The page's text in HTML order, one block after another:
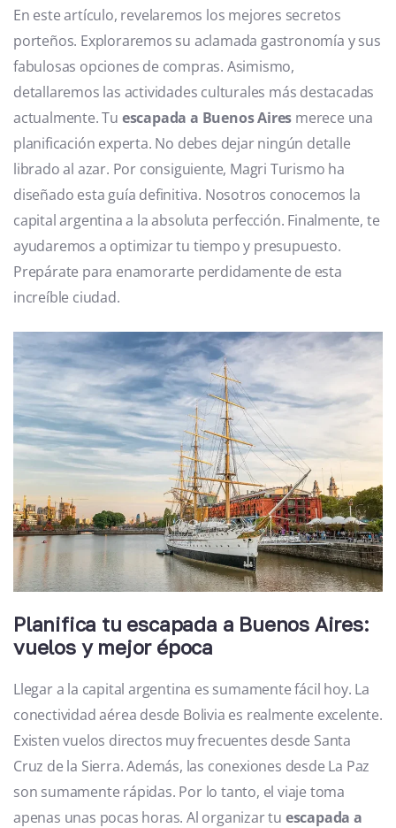
En este artículo, revelaremos los mejores secretos
porteños. Exploraremos su aclamada gastronomía y sus
fabulosas opciones de compras. Asimismo,
detallaremos las actividades culturales más destacadas
actualmente. Tu escapada a Buenos Aires merece una
planificación experta. No debes dejar ningún detalle
librado al azar. Por consiguiente, Magri Turismo ha
diseñado esta guía definitiva. Nosotros conocemos la
capital argentina a la absoluta perfección. Finalmente, te
ayudaremos a optimizar tu tiempo y presupuesto.
Prepárate para enamorarte perdidamente de esta
increíble ciudad.
Planifica tu escapada a Buenos Aires:
vuelos y mejor época
Llegar a la capital argentina es sumamente fácil hoy. La
conectividad aérea desde Bolivia es realmente excelente.
Existen vuelos directos muy frecuentes desde Santa
Cruz de la Sierra. Además, las conexiones desde La Paz
son sumamente rápidas. Por lo tanto, el viaje toma
apenas unas pocas horas. Al organizar tu escapada a